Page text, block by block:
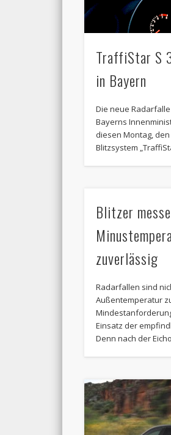
TraffiStar S
in Bayern
Die neue
Bayerns
diesen Montag, den
Blitzsystem
Blitzer
zuverlässig
Radarfallen sind
Außentemperatur
Einsatz der
Denn nach der